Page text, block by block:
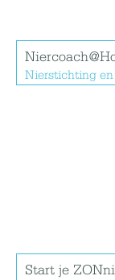
Nierstichting
Start je